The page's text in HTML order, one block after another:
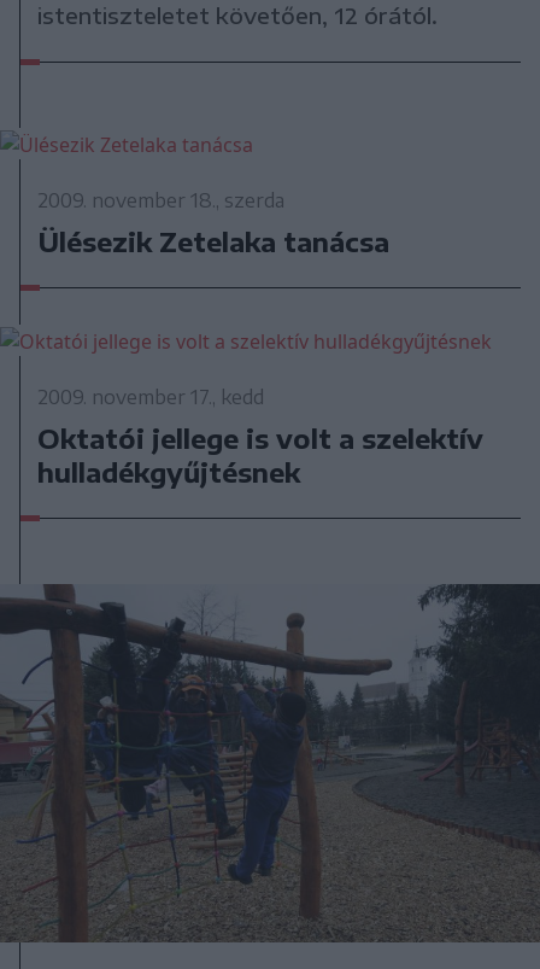
istentiszteletet követően, 12 órától.
2009. november 18., szerda
Ülésezik Zetelaka tanácsa
2009. november 17., kedd
Oktatói jellege is volt a szelektív
hulladékgyűjtésnek